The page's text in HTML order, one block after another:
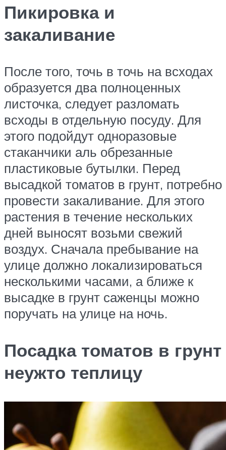
Пикировка и
закаливание
После того, точь в точь на всходах
образуется два полноценных
листочка, следует разломать
всходы в отдельную посуду. Для
этого подойдут одноразовые
стаканчики аль обрезанные
пластиковые бутылки. Перед
высадкой томатов в грунт, потребно
провести закаливание. Для этого
растения в течение нескольких
дней выносят возьми свежий
воздух. Сначала пребывание на
улице должно локализироваться
несколькими часами, а ближе к
высадке в грунт саженцы можно
поручать на улице на ночь.
Посадка томатов в грунт
неужто теплицу